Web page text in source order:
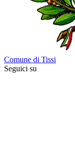
Comune di Tissi
Seguici su